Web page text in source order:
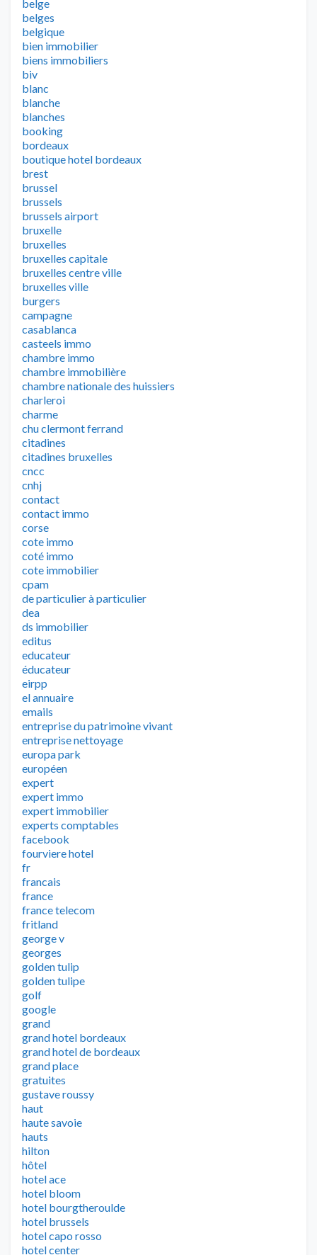
belge
belges
belgique
bien immobilier
biens immobiliers
biv
blanc
blanche
blanches
booking
bordeaux
boutique hotel bordeaux
brest
brussel
brussels
brussels airport
bruxelle
bruxelles
bruxelles capitale
bruxelles centre ville
bruxelles ville
burgers
campagne
casablanca
casteels immo
chambre immo
chambre immobilière
chambre nationale des huissiers
charleroi
charme
chu clermont ferrand
citadines
citadines bruxelles
cncc
cnhj
contact
contact immo
corse
cote immo
coté immo
cote immobilier
cpam
de particulier à particulier
dea
ds immobilier
editus
educateur
éducateur
eirpp
el annuaire
emails
entreprise du patrimoine vivant
entreprise nettoyage
europa park
européen
expert
expert immo
expert immobilier
experts comptables
facebook
fourviere hotel
fr
francais
france
france telecom
fritland
george v
georges
golden tulip
golden tulipe
golf
google
grand
grand hotel bordeaux
grand hotel de bordeaux
grand place
gratuites
gustave roussy
haut
haute savoie
hauts
hilton
hôtel
hotel ace
hotel bloom
hotel bourgtheroulde
hotel brussels
hotel capo rosso
hotel center